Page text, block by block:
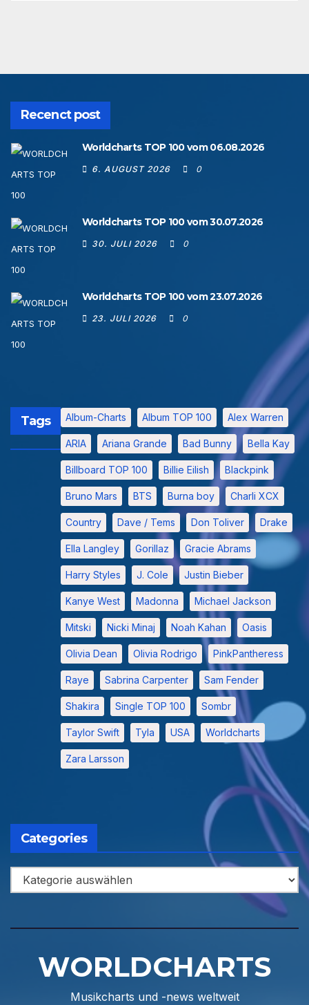
Recenct post
Worldcharts TOP 100 vom 06.08.2026
6. AUGUST 2026 0
Worldcharts TOP 100 vom 30.07.2026
30. JULI 2026 0
Worldcharts TOP 100 vom 23.07.2026
23. JULI 2026 0
Tags Album-Charts Album TOP 100 Alex Warren
ARIA Ariana Grande Bad Bunny Bella Kay
Billboard TOP 100 Billie Eilish Blackpink
Bruno Mars BTS Burna boy Charli XCX
Country Dave / Tems Don Toliver Drake
Ella Langley Gorillaz Gracie Abrams
Harry Styles J. Cole Justin Bieber
Kanye West Madonna Michael Jackson
Mitski Nicki Minaj Noah Kahan Oasis
Olivia Dean Olivia Rodrigo PinkPantheress
Raye Sabrina Carpenter Sam Fender
Shakira Single TOP 100 Sombr
Taylor Swift Tyla USA Worldcharts
Zara Larsson
Categories
Categories
WORLDCHARTS
Musikcharts und -news weltweit